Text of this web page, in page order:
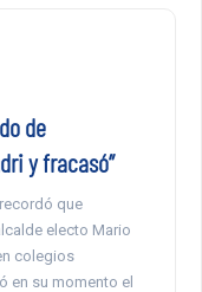
de
y fracasó”
que
electo Mario
colegios
en su momento el